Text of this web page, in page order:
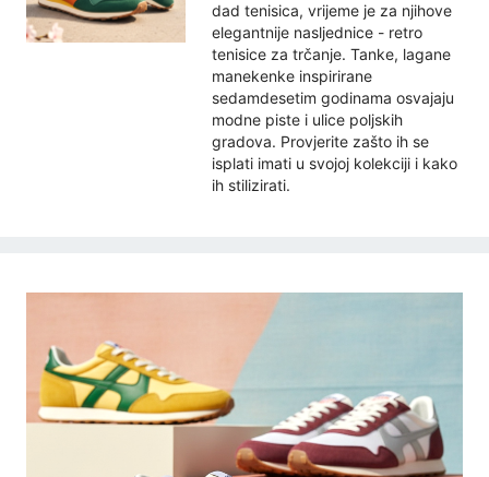
dad tenisica, vrijeme je za njihove
elegantnije nasljednice - retro
tenisice za trčanje. Tanke, lagane
manekenke inspirirane
sedamdesetim godinama osvajaju
modne piste i ulice poljskih
gradova. Provjerite zašto ih se
isplati imati u svojoj kolekciji i kako
ih stilizirati.